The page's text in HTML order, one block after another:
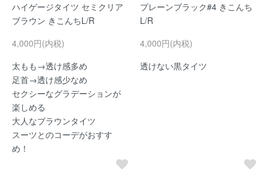
ハイゲージタイツ セミクリア
ブラウン きこんちL/R
4,000円(内税)
太もも→透け感多め
足首→透け感少なめ
セクシーなグラデーションが
楽しめる
大人なブラウンタイツ
スーツとのコーデがおすす
め！
プレーンブラック#4 きこんち
L/R
4,000円(内税)
透けない黒タイツ